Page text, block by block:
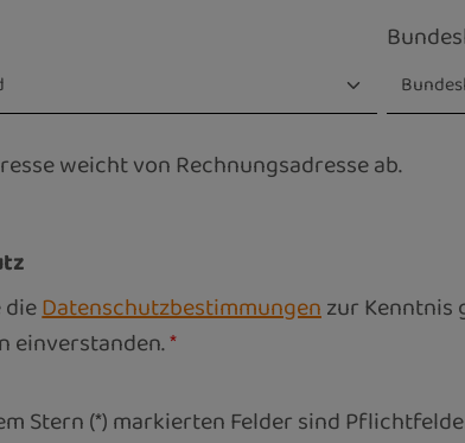
weicht von Rechnungsadresse ab.
dieDatenschutzbestimmungenzur Kenntnis
einverstanden.*
Stern (*) markierten Felder sind